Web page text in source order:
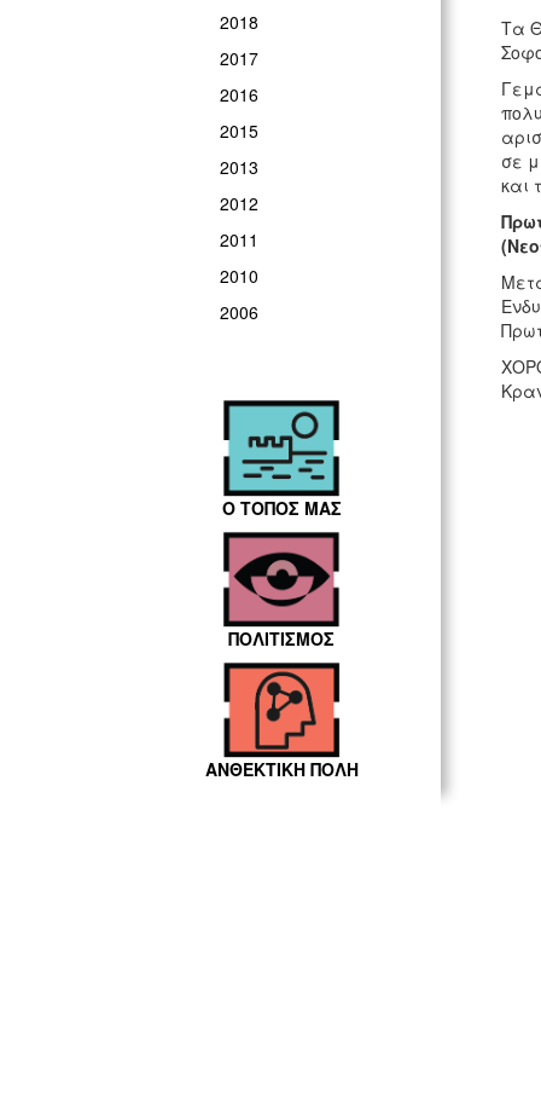
2018
2017
2016
2015
2013
2012
2011
2010
2006
Ο ΤΟΠΟΣ ΜΑΣ
ΠΟΛΙΤΙΣΜΟΣ
ΑΝΘΕΚΤΙΚΗ ΠΟΛΗ
Τα
σε
και